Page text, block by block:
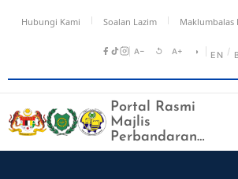
Hubungi Kami Soalan Lazim Maklumbalas
A− ↺ A+ ◑ EN /
Portal Rasmi
Majlis
Perbandaran
Kangar